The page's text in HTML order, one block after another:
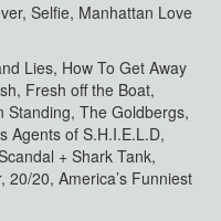
Selfie, Manhattan Love
Lies, How To Get Away
Fresh off the Boat,
Standing, The Goldbergs,
Agents of S.H.I.E.L.D,
+ Shark Tank,
20/20, America’s Funniest